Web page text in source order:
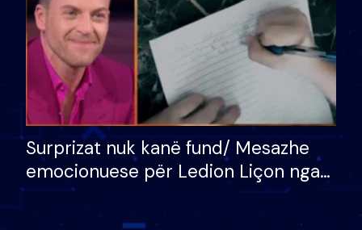
Surprizat nuk kanë fund/ Mesazhe
emocionuese për Ledion Liçon nga
nëna dhe fëmijët e tij, moderatori
nuk i mban dot lotët: Nuk meritoj…